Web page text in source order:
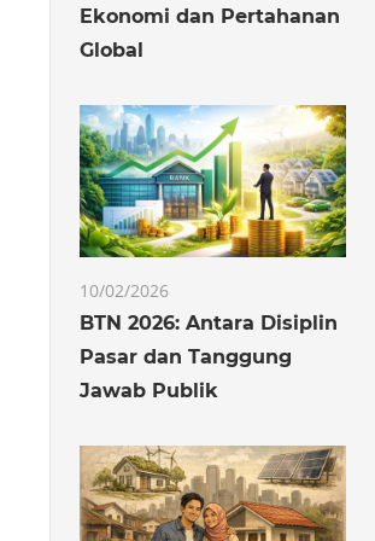
Ekonomi dan Pertahanan
Global
10/02/2026
BTN 2026: Antara Disiplin
Pasar dan Tanggung
Jawab Publik